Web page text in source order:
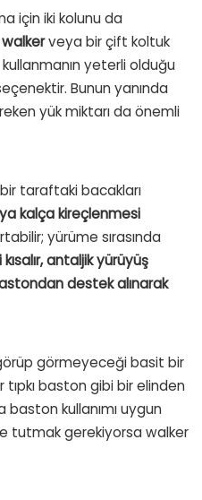
için iki kolunu da
walkerveya bir çift koltuk
yeterli olduğu
Bunun yanında
yük miktarı da önemli
taraftaki bacakları
kalça kireçlenmesi
yürüme sırasında
antaljik yürüyüş
destek alınarak
görmeyeceği basit bir
baston gibi bir elinden
kullanımı uygun
tutmak gerekiyorsa walker